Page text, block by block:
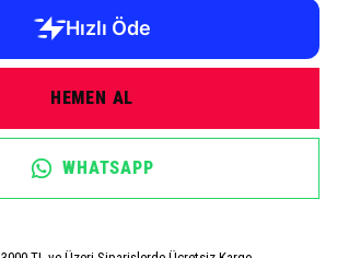
HEMEN AL
WHATSAPP